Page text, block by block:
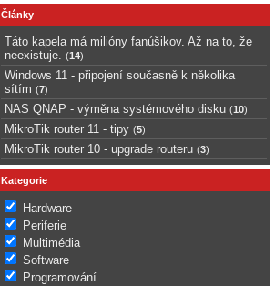
Články
Táto kapela má milióny fanúšikov. Až na to, že
neexistuje.
(14)
Windows 11 - připojení současně k několika
sítím (7)
NAS QNAP - výměna systémového disku (10)
MikroTik router 11 - tipy (5)
MikroTik router 10 - upgrade routeru (3)
Kategorie
Hardware
Periferie
Multimédia
Software
Programování